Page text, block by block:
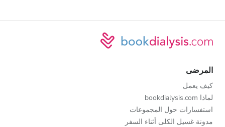
المرضى
كيف يعمل
لماذا bookdialysis.com
استفسارات حول المجموعات
مدونة غسيل الكلى أثناء السفر